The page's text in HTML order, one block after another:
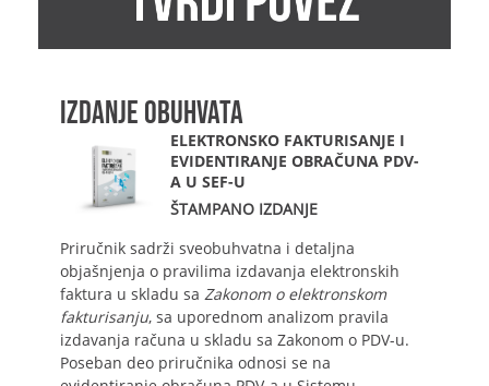
IZDANJE OBUHVATA
ELEKTRONSKO FAKTURISANJE I
EVIDENTIRANJE OBRAČUNA PDV-
A U SEF-U
ŠTAMPANO IZDANJE
Priručnik sadrži sveobuhvatna i detaljna
objašnjenja o pravilima izdavanja elektronskih
faktura u skladu sa Zakonom o elektronskom
fakturisanju, sa uporednom analizom pravila
izdavanja računa u skladu sa Zakonom o PDV-u.
Poseban deo priručnika odnosi se na